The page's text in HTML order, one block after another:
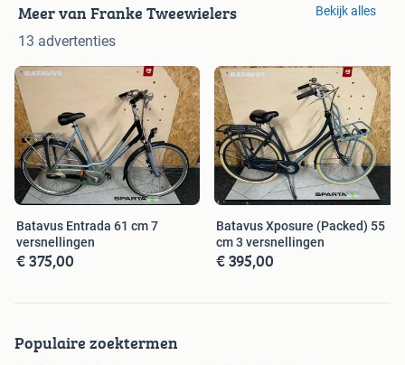
Meer van Franke Tweewielers
13 advertenties
Bekijk alles
Batavus Entrada 61 cm 7
versnellingen
€ 375,00
Batavus Xposure (Packed) 55
cm 3 versnellingen
€ 395,00
Populaire zoektermen